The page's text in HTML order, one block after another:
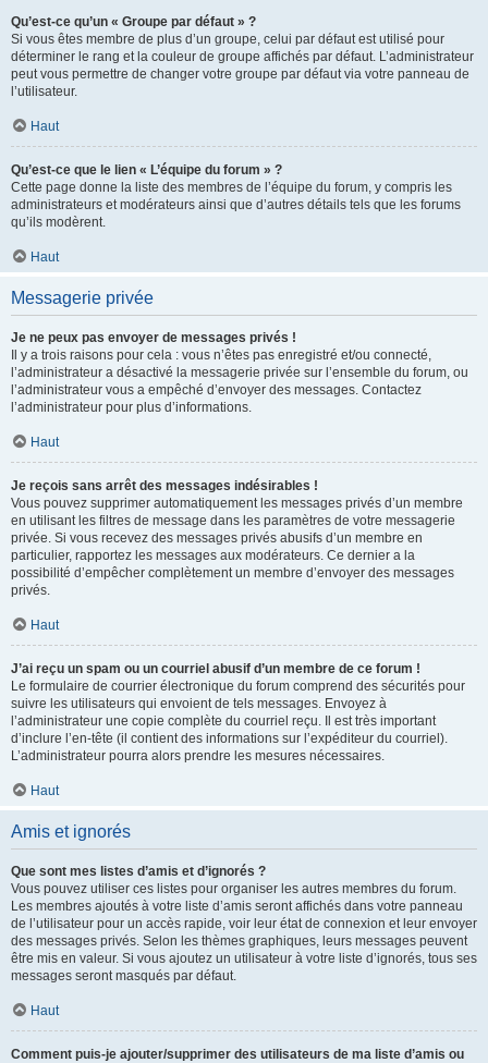
Qu’est-ce qu’un « Groupe par défaut » ?
Si vous êtes membre de plus d’un groupe, celui par défaut est utilisé pour
déterminer le rang et la couleur de groupe affichés par défaut. L’administrateur
peut vous permettre de changer votre groupe par défaut via votre panneau de
l’utilisateur.
Haut
Qu’est-ce que le lien « L’équipe du forum » ?
Cette page donne la liste des membres de l’équipe du forum, y compris les
administrateurs et modérateurs ainsi que d’autres détails tels que les forums
qu’ils modèrent.
Haut
Messagerie privée
Je ne peux pas envoyer de messages privés !
Il y a trois raisons pour cela : vous n’êtes pas enregistré et/ou connecté,
l’administrateur a désactivé la messagerie privée sur l’ensemble du forum, ou
l’administrateur vous a empêché d’envoyer des messages. Contactez
l’administrateur pour plus d’informations.
Haut
Je reçois sans arrêt des messages indésirables !
Vous pouvez supprimer automatiquement les messages privés d’un membre
en utilisant les filtres de message dans les paramètres de votre messagerie
privée. Si vous recevez des messages privés abusifs d’un membre en
particulier, rapportez les messages aux modérateurs. Ce dernier a la
possibilité d’empêcher complètement un membre d’envoyer des messages
privés.
Haut
J’ai reçu un spam ou un courriel abusif d’un membre de ce forum !
Le formulaire de courrier électronique du forum comprend des sécurités pour
suivre les utilisateurs qui envoient de tels messages. Envoyez à
l’administrateur une copie complète du courriel reçu. Il est très important
d’inclure l’en-tête (il contient des informations sur l’expéditeur du courriel).
L’administrateur pourra alors prendre les mesures nécessaires.
Haut
Amis et ignorés
Que sont mes listes d’amis et d’ignorés ?
Vous pouvez utiliser ces listes pour organiser les autres membres du forum.
Les membres ajoutés à votre liste d’amis seront affichés dans votre panneau
de l’utilisateur pour un accès rapide, voir leur état de connexion et leur envoyer
des messages privés. Selon les thèmes graphiques, leurs messages peuvent
être mis en valeur. Si vous ajoutez un utilisateur à votre liste d’ignorés, tous ses
messages seront masqués par défaut.
Haut
Comment puis-je ajouter/supprimer des utilisateurs de ma liste d’amis ou